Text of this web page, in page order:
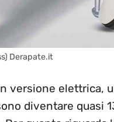
Derapate.it
versione elettrica,
diventare quasi